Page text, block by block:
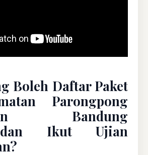
Boleh Daftar Paket
Parongpong
Bandung
Ikut Ujian